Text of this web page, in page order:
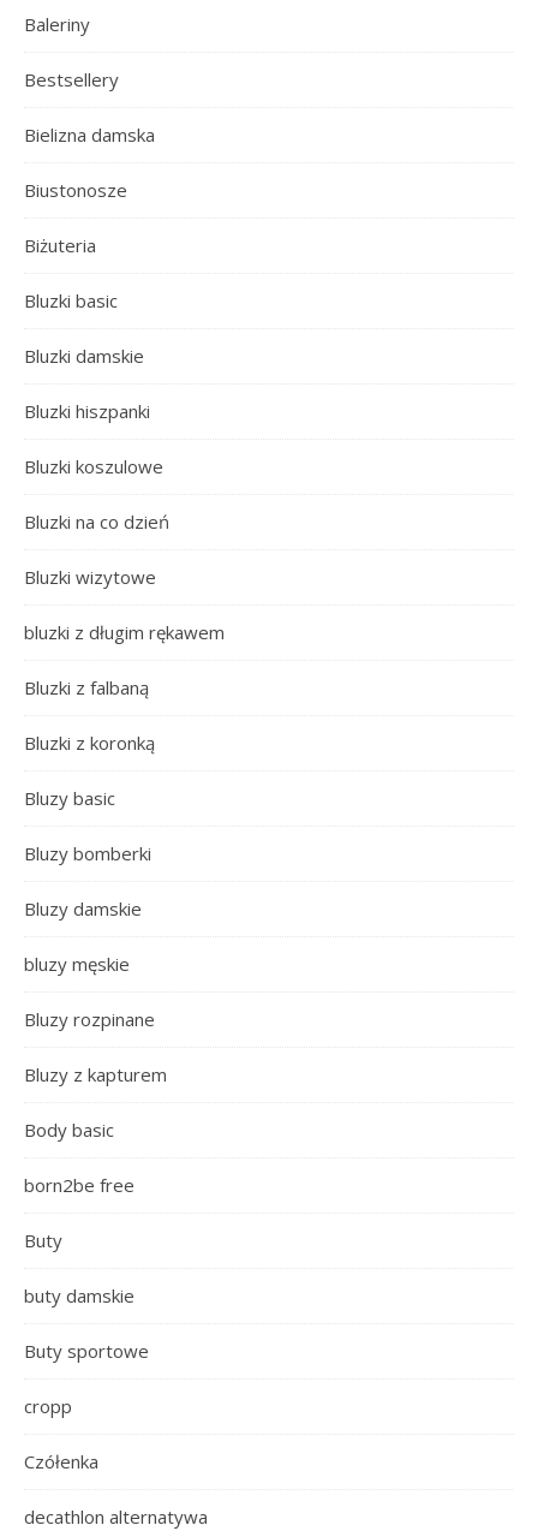
Baleriny
Bestsellery
Bielizna damska
Biustonosze
Biżuteria
Bluzki basic
Bluzki damskie
Bluzki hiszpanki
Bluzki koszulowe
Bluzki na co dzień
Bluzki wizytowe
bluzki z długim rękawem
Bluzki z falbaną
Bluzki z koronką
Bluzy basic
Bluzy bomberki
Bluzy damskie
bluzy męskie
Bluzy rozpinane
Bluzy z kapturem
Body basic
born2be free
Buty
buty damskie
Buty sportowe
cropp
Czółenka
decathlon alternatywa